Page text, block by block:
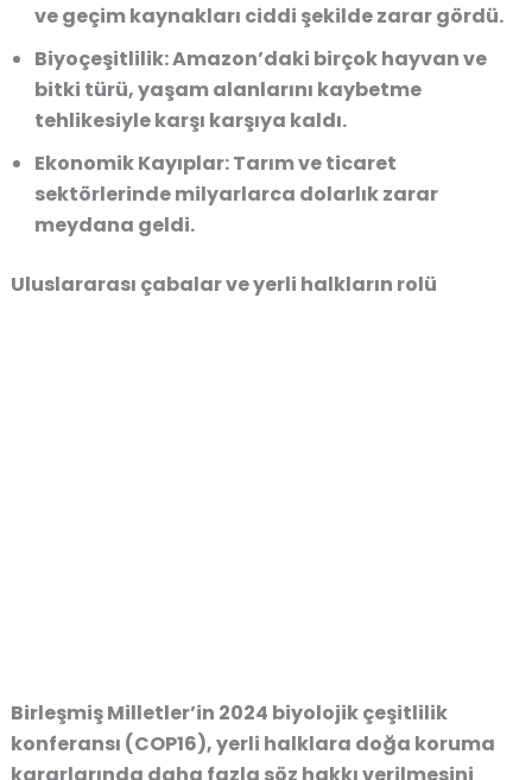
ve geçim kaynakları ciddi şekilde zarar gördü.
Biyoçeşitlilik:Amazon’daki birçok hayvan ve
bitki türü, yaşam alanlarını kaybetme
tehlikesiyle karşı karşıya kaldı.
Ekonomik Kayıplar:Tarım ve ticaret
sektörlerinde milyarlarca dolarlık zarar
meydana geldi.
Uluslararası çabalar ve yerli halkların rolü
Birleşmiş Milletler’in 2024 biyolojik çeşitlilik
konferansı (COP16), yerli halklara doğa koruma